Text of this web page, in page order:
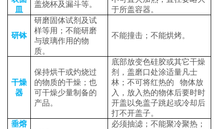
皿
盖烧杯及漏斗等。
于所盖容器。
研钵
研磨固体试剂及试
样等用；不能研磨
与玻璃作用的物
质。
不能撞击；不能烘烤。
干燥
器
保持烘干或灼烧过
的物质的干燥；也
可干燥少量制备的
产品。
底部放变色硅胶或其它干燥
剂，盖磨口处涂适量凡士
林；不可将红热的 物体放
入，放入热的物体后要时时
开盖以免盖子跳起或冷却后
打不开盖子。
垂熔
必须抽滤；不能聚冷聚热；